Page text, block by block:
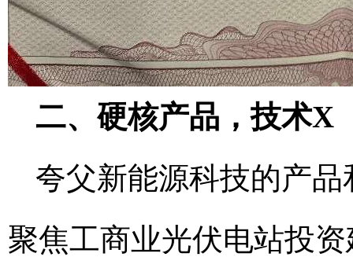
二、硬核产品，技术X
夸父新能源科技的产
聚焦工商业光伏电站投